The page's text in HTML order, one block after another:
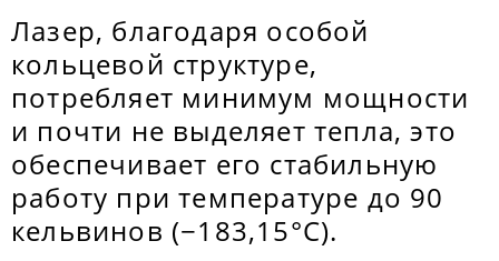
Лазер, благодаря особой
кольцевой структуре,
потребляет минимум мощности
и почти не выделяет тепла, это
обеспечивает его стабильную
работу при температуре до 90
кельвинов (−183,15°C).